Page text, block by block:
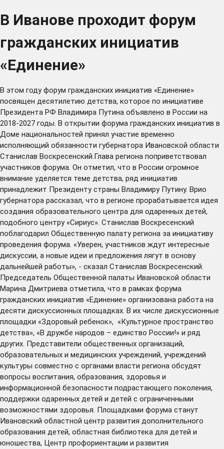
В Иванове проходит форум
гражданских инициатив
«Единение»
В этом году форум гражданских инициатив «Единение»
посвящен десятилетию детства, которое по инициативе
Президента РФ Владимира Путина объявлено в России на
2018-2027 годы. В открытии форума гражданских инициатив в
Доме национальностей принял участие временно
исполняющий обязанности губернатора Ивановской области
Станислав Воскресенский.Глава региона поприветствовал
участников форума. Он отметил, что в России огромное
внимание уделяется теме детства, ряд инициатив
принадлежит Президенту страны Владимиру Путину. Врио
губернатора рассказал, что в регионе прорабатывается идея
создания образовательного центра для одаренных детей,
подобного центру «Сириус». Станислав Воскресенский
поблагодарил Общественную палату региона за инициативу
проведения форума. «Уверен, участников ждут интересные
дискуссии, а новые идеи и предложения лягут в основу
дальнейшей работы», - сказал Станислав Воскресенский.
Председатель Общественной палаты Ивановской области
Марина Дмитриева отметила, что в рамках форума
гражданских инициатив «Единение» организована работа на
десяти дискуссионных площадках. В их числе дискуссионные
площадки «Здоровый ребенок», «Культурное пространство
детства», «В дружбе народов – единство России!» и ряд
других. Представители общественных организаций,
образовательных и медицинских учреждений, учреждений
культуры совместно с органами власти региона обсудят
вопросы воспитания, образования, здоровья и
информационной безопасности подрастающего поколения,
поддержки одаренных детей и детей с ограниченными
возможностями здоровья. Площадками форума станут
Ивановский областной центр развития дополнительного
образования детей, областная библиотека для детей и
юношества, Центр профориентации и развития